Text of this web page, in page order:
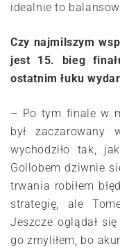
idealnie to
Czy najmilszym
jest 15. bieg
ostatnim łuku
– Po tym finale w
był zaczarowany
wychodziło tak,
Gollobem dziwnie
trwania robiłem
strategię, ale
Jeszcze oglądał
go zmyliłem, bo